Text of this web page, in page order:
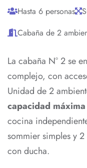
Hasta 6 personas
Cabaña de 2
La cabaña N° 2 se
complejo, con
Unidad de 2
capacidad
cocina
sommier simples y
con ducha.